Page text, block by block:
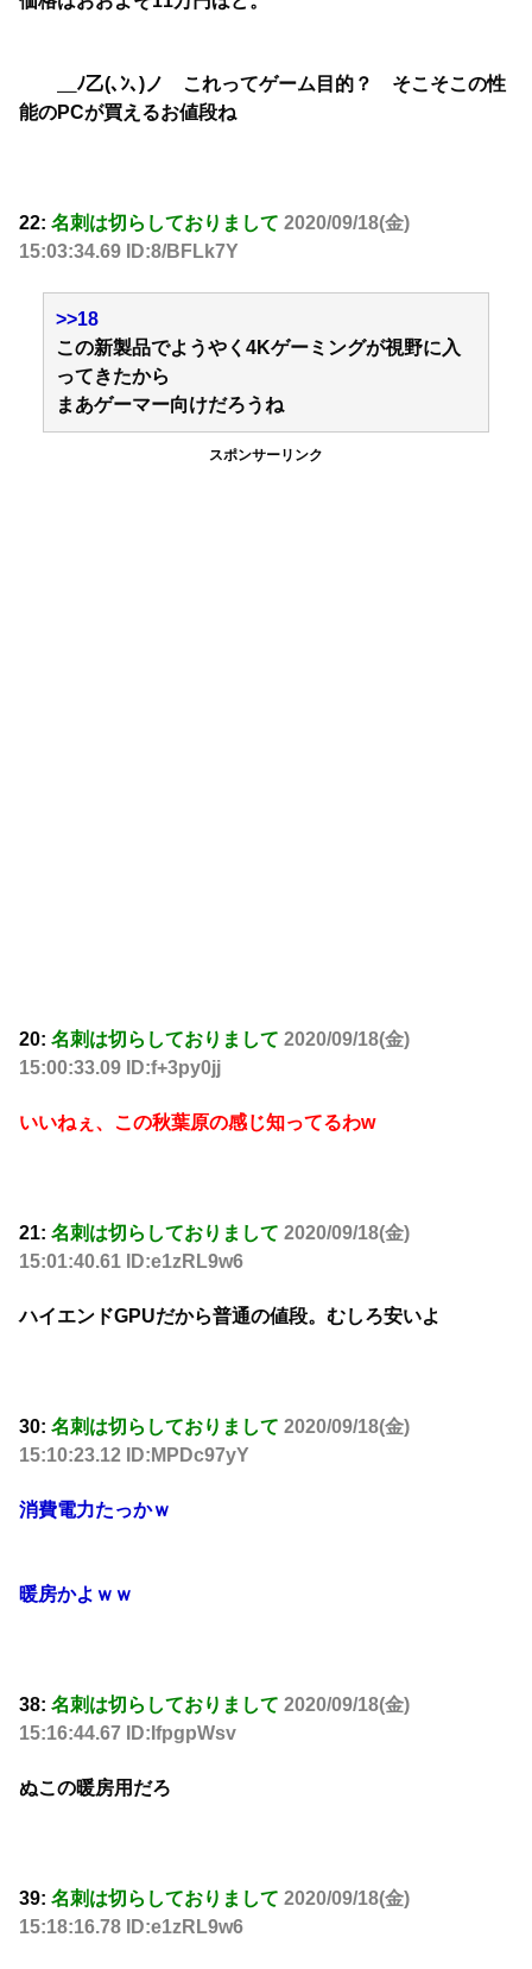
＿ﾉ乙(､ﾝ､)ノ これってゲーム目的？ そこそこの性
能のPCが買えるお値段ね
22: 名刺は切らしておりまして 2020/09/18(金)
15:03:34.69 ID:8/BFLk7Y
>>18
この新製品でようやく4Kゲーミングが視野に入
ってきたから
まあゲーマー向けだろうね
スポンサーリンク
20: 名刺は切らしておりまして 2020/09/18(金)
15:00:33.09 ID:f+3py0jj
いいねぇ、この秋葉原の感じ知ってるわw
21: 名刺は切らしておりまして 2020/09/18(金)
15:01:40.61 ID:e1zRL9w6
ハイエンドGPUだから普通の値段。むしろ安いよ
30: 名刺は切らしておりまして 2020/09/18(金)
15:10:23.12 ID:MPDc97yY
消費電力たっかｗ
暖房かよｗｗ
38: 名刺は切らしておりまして 2020/09/18(金)
15:16:44.67 ID:IfpgpWsv
ぬこの暖房用だろ
39: 名刺は切らしておりまして 2020/09/18(金)
15:18:16.78 ID:e1zRL9w6